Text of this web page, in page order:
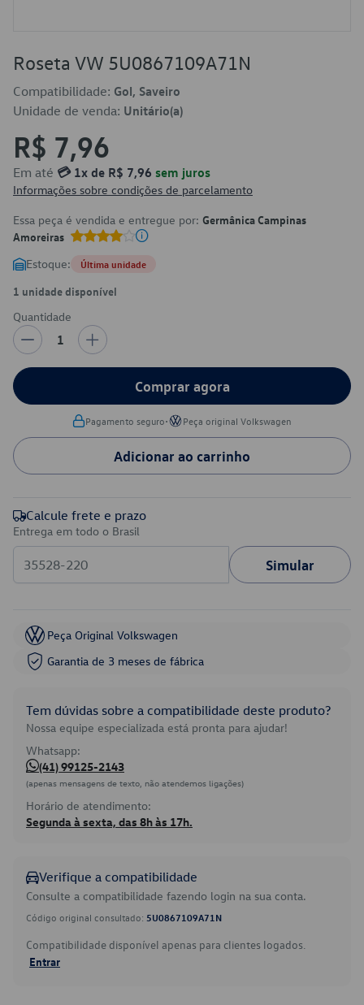
Roseta VW 5U0867109A71N
Compatibilidade: Gol, Saveiro
Unidade de venda: Unitário(a)
R$ 7,96
Em até 💳 1x de R$ 7,96 sem juros
Informações sobre condições de parcelamento
Essa peça é vendida e entregue por: Germânica Campinas
Amoreiras
Estoque: Última unidade
1 unidade disponível
Quantidade
1
Comprar agora
Pagamento seguro• Peça original Volkswagen
Adicionar ao carrinho
Calcule frete e prazo
Entrega em todo o Brasil
Simular
Peça Original Volkswagen
Garantia de 3 meses de fábrica
Tem dúvidas sobre a compatibilidade deste produto?
Nossa equipe especializada está pronta para ajudar!
Whatsapp:
(41) 99125-2143
(apenas mensagens de texto, não atendemos ligações)
Horário de atendimento:
Segunda à sexta, das 8h às 17h.
Verifique a compatibilidade
Consulte a compatibilidade fazendo login na sua conta.
Código original consultado: 5U0867109A71N
Compatibilidade disponível apenas para clientes logados.
Entrar